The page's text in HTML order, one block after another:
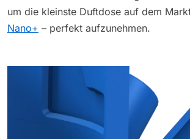
um die kleinste Duftdose auf dem
Nano+ – perfekt aufzunehmen.